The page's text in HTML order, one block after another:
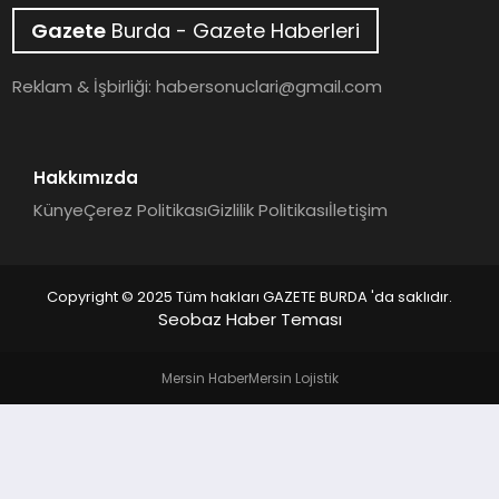
SAĞLIK
DÜNYA
Gazete Burda - Gazete Haberleri
Reklam & İşbirliği:habersonuclari@gmail.com
Hakkımızda
KünyeÇerez PolitikasıGizlilik Politikasıİletişim
Copyright © 2025 Tüm hakları GAZETE BURDA 'da saklıdır.
Seobaz Haber Teması
Mersin HaberMersin Lojistik